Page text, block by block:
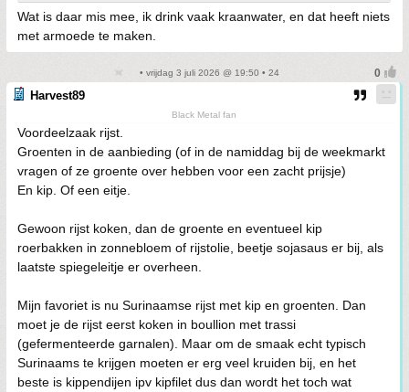
Wat is daar mis mee, ik drink vaak kraanwater, en dat heeft niets
met armoede te maken.
• vrijdag 3 juli 2026 @ 19:50 • 24
Harvest89
Black Metal fan
Voordeelzaak rijst.
Groenten in de aanbieding (of in de namiddag bij de weekmarkt
vragen of ze groente over hebben voor een zacht prijsje)
En kip. Of een eitje.
Gewoon rijst koken, dan de groente en eventueel kip
roerbakken in zonnebloem of rijstolie, beetje sojasaus er bij, als
laatste spiegeleitje er overheen.
Mijn favoriet is nu Surinaamse rijst met kip en groenten. Dan
moet je de rijst eerst koken in boullion met trassi
(gefermenteerde garnalen). Maar om de smaak echt typisch
Surinaams te krijgen moeten er erg veel kruiden bij, en het
beste is kippendijen ipv kipfilet dus dan wordt het toch wat